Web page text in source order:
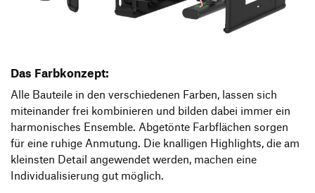
Das Farbkonzept:
Alle Bauteile in den verschiedenen Farben, lassen sich
miteinander frei kombinieren und bilden dabei immer ein
harmonisches Ensemble. Abgetönte Farbflächen sorgen
für eine ruhige Anmutung. Die knalligen Highlights, die am
kleinsten Detail angewendet werden, machen eine
Individualisierung gut möglich.